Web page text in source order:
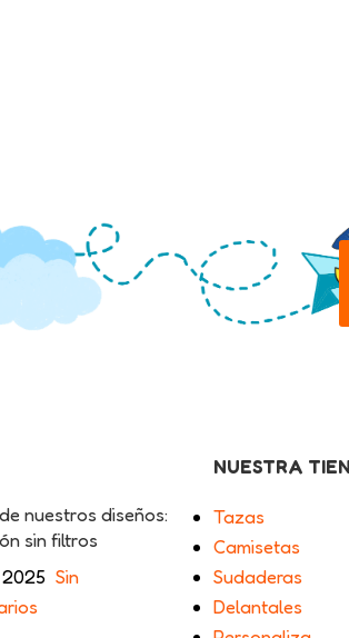
nuestros diseños:
sin filtros
Sin
NUESTRA
Tazas
Camisetas
Sudaderas
Delantales